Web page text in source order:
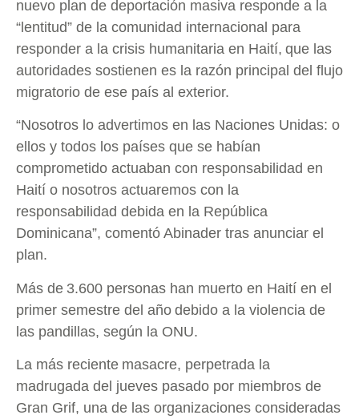
nuevo plan de deportación masiva responde a la
“lentitud” de la comunidad internacional para
responder a la crisis humanitaria en Haití, que las
autoridades sostienen es la razón principal del flujo
migratorio de ese país al exterior.
“Nosotros lo advertimos en las Naciones Unidas: o
ellos y todos los países que se habían
comprometido actuaban con responsabilidad en
Haití o nosotros actuaremos con la
responsabilidad debida en la República
Dominicana”, comentó Abinader tras anunciar el
plan.
Más de 3.600 personas han muerto en Haití en el
primer semestre del año debido a la violencia de
las pandillas, según la ONU.
La más reciente masacre, perpetrada la
madrugada del jueves pasado por miembros de
Gran Grif, una de las organizaciones consideradas